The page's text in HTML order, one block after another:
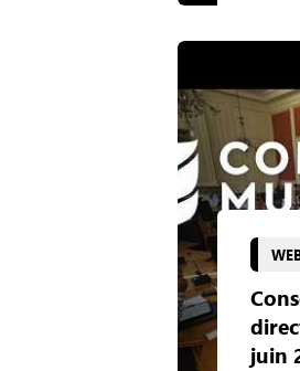
juin